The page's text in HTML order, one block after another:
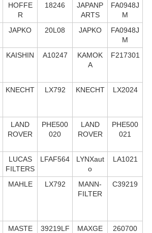
HOFFE
R
18246
JAPANP
ARTS
FA0948J
M
JAPKO 20L08 JAPKO
FA0948J
M
KAISHIN A10247
KAMOK
A
F217301
KNECHT LX792 KNECHT LX2024
LAND
ROVER
PHE500
020
LAND
ROVER
PHE500
021
LUCAS
FILTERS
LFAF564
LYNXaut
o
LA1021
MAHLE LX792
MANN-
FILTER
C39219
MASTE
39219LF
MAXGE
260700